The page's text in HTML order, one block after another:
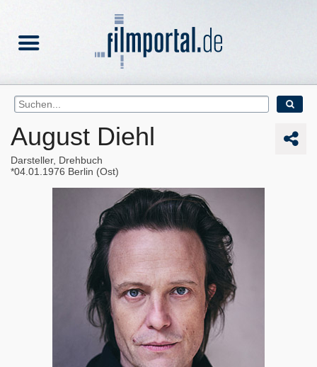
August Diehl
Darsteller, Drehbuch
04.01.1976 Berlin (Ost)